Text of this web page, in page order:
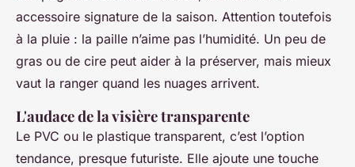
accessoire signature de la saison. Attention toutefois
à la pluie : la paille n’aime pas l’humidité. Un peu de
gras ou de cire peut aider à la préserver, mais mieux
vaut la ranger quand les nuages arrivent.
L'audace de la visière transparente
Le PVC ou le plastique transparent, c’est l’option
tendance, presque futuriste. Elle ajoute une touche